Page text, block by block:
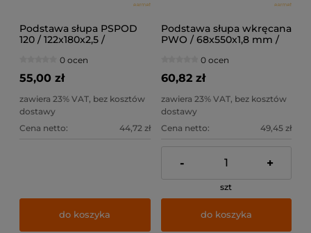
Podstawa słupa PSPOD
120 / 122x180x2,5 /
0 ocen
55,00 zł
zawiera 23% VAT, bez kosztów
dostawy
Cena netto:
44,72 zł
do koszyka
Podstawa słupa wkręcana
PWO / 68x550x1,8 mm /
0 ocen
60,82 zł
zawiera 23% VAT, bez kosztów
dostawy
Cena netto:
49,45 zł
- +
szt
do koszyka